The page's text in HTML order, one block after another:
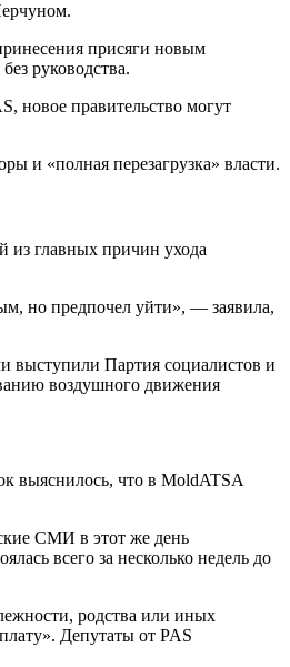
присяги новым
руководства.
новое правительство могут
и «полная перезагрузка» власти.
из главных причин ухода
но предпочел уйти», — заявила,
выступили Партия социалистов и
воздушного движения
выяснилось, что в MoldATSA
СМИ в этот же день
всего за несколько недель до
родства или иных
Депутаты от PAS